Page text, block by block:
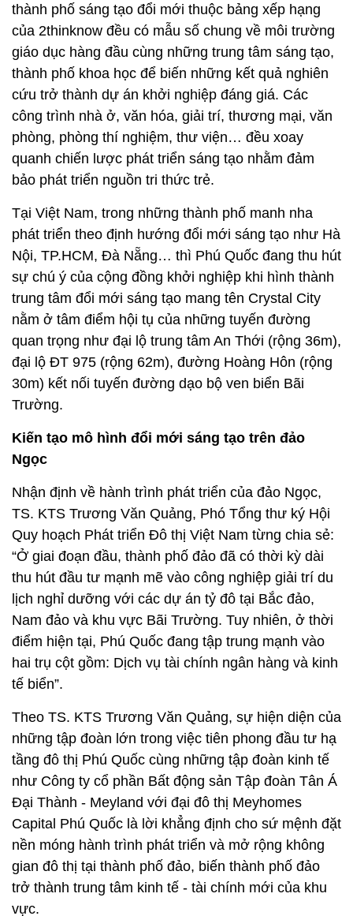
thành phố sáng tạo đổi mới thuộc bảng xếp hạng
của 2thinknow đều có mẫu số chung về môi trường
giáo dục hàng đầu cùng những trung tâm sáng tạo,
thành phố khoa học để biến những kết quả nghiên
cứu trở thành dự án khởi nghiệp đáng giá. Các
công trình nhà ở, văn hóa, giải trí, thương mại, văn
phòng, phòng thí nghiệm, thư viện… đều xoay
quanh chiến lược phát triển sáng tạo nhằm đảm
bảo phát triển nguồn tri thức trẻ.
Tại Việt Nam, trong những thành phố manh nha
phát triển theo định hướng đổi mới sáng tạo như Hà
Nội, TP.HCM, Đà Nẵng… thì Phú Quốc đang thu hút
sự chú ý của cộng đồng khởi nghiệp khi hình thành
trung tâm đổi mới sáng tạo mang tên Crystal City
nằm ở tâm điểm hội tụ của những tuyến đường
quan trọng như đại lộ trung tâm An Thới (rộng 36m),
đại lộ ĐT 975 (rộng 62m), đường Hoàng Hôn (rộng
30m) kết nối tuyến đường dạo bộ ven biển Bãi
Trường.
Kiến tạo mô hình đổi mới sáng tạo trên đảo
Ngọc
Nhận định về hành trình phát triển của đảo Ngọc,
TS. KTS Trương Văn Quảng, Phó Tổng thư ký Hội
Quy hoạch Phát triển Đô thị Việt Nam từng chia sẻ:
“Ở giai đoạn đầu, thành phố đảo đã có thời kỳ dài
thu hút đầu tư mạnh mẽ vào công nghiệp giải trí du
lịch nghỉ dưỡng với các dự án tỷ đô tại Bắc đảo,
Nam đảo và khu vực Bãi Trường. Tuy nhiên, ở thời
điểm hiện tại, Phú Quốc đang tập trung mạnh vào
hai trụ cột gồm: Dịch vụ tài chính ngân hàng và kinh
tế biển”.
Theo TS. KTS Trương Văn Quảng, sự hiện diện của
những tập đoàn lớn trong việc tiên phong đầu tư hạ
tầng đô thị Phú Quốc cùng những tập đoàn kinh tế
như Công ty cổ phần Bất động sản Tập đoàn Tân Á
Đại Thành - Meyland với đại đô thị Meyhomes
Capital Phú Quốc là lời khẳng định cho sứ mệnh đặt
nền móng hành trình phát triển và mở rộng không
gian đô thị tại thành phố đảo, biến thành phố đảo
trở thành trung tâm kinh tế - tài chính mới của khu
vực.